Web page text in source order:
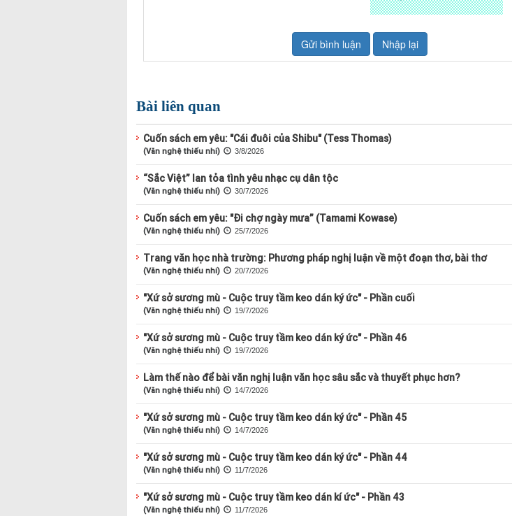
Bài liên quan
Cuốn sách em yêu: "Cái đuôi của Shibu" (Tess Thomas)
(Văn nghệ thiếu nhi) 3/8/2026
“Sắc Việt” lan tỏa tình yêu nhạc cụ dân tộc
(Văn nghệ thiếu nhi) 30/7/2026
Cuốn sách em yêu: "Đi chợ ngày mưa” (Tamami Kowase)
(Văn nghệ thiếu nhi) 25/7/2026
Trang văn học nhà trường: Phương pháp nghị luận về một đoạn thơ, bài thơ
(Văn nghệ thiếu nhi) 20/7/2026
"Xứ sở sương mù - Cuộc truy tầm keo dán ký ức" - Phần cuối
(Văn nghệ thiếu nhi) 19/7/2026
"Xứ sở sương mù - Cuộc truy tầm keo dán ký ức" - Phần 46
(Văn nghệ thiếu nhi) 19/7/2026
Làm thế nào để bài văn nghị luận văn học sâu sắc và thuyết phục hơn?
(Văn nghệ thiếu nhi) 14/7/2026
"Xứ sở sương mù - Cuộc truy tầm keo dán ký ức" - Phần 45
(Văn nghệ thiếu nhi) 14/7/2026
"Xứ sở sương mù - Cuộc truy tầm keo dán ký ức" - Phần 44
(Văn nghệ thiếu nhi) 11/7/2026
"Xứ sở sương mù - Cuộc truy tầm keo dán kí ức" - Phần 43
(Văn nghệ thiếu nhi) 11/7/2026